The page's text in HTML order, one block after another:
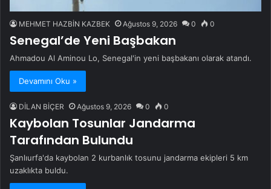
MEHMET HAZBİN KAZBEK Ağustos 9, 2026 0 0
Senegal’de Yeni Başbakan
Ahmadou Al Aminou Lo, Senegal'in yeni başbakanı olarak atandı.
Devamını Oku »
DİLAN BİÇER Ağustos 9, 2026 0 0
Kaybolan Tosunlar Jandarma
Tarafından Bulundu
Şanlıurfa'da kaybolan 2 kurbanlık tosunu jandarma ekipleri 5 km
uzaklıkta buldu.